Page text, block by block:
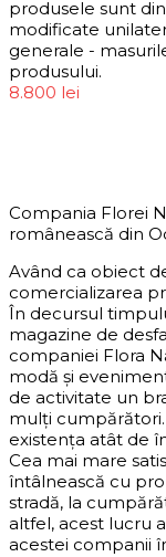
produsele sunt
modificate
generale -
produsului.
8.800 lei
Compania Florei
românească din
Având ca obiect
comercializarea
În decursul
magazine de
companiei Flora
modă și
de activitate un
mulți
existența atât de
Cea mai mare
întâlnească cu
stradă, la
altfel, acest lucru
acestei companii